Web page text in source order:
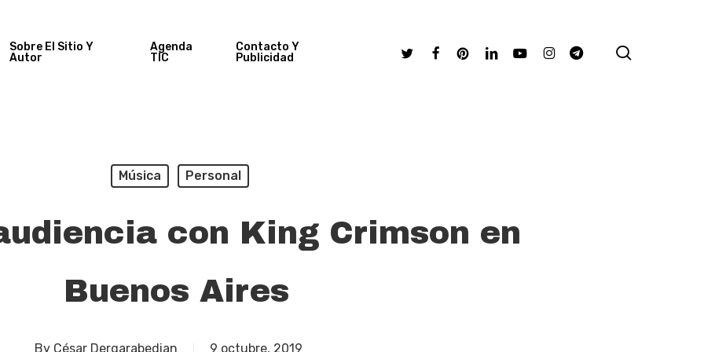
Sobre El Sitio Y
Autor
Agenda
TIC
Contacto Y
Publicidad
TwitterFacebookPinterestLinkedinYoutubeInstagramTelegram
Música Personal
con King Crimson en
Buenos Aires
By César Dergarabedian 9 octubre, 2019